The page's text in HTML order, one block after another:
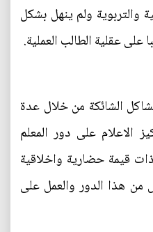
والتربوية ولم ينهل بشكل
عقلية الطالب العملية.
الشائكة من خلال عدة
الاعلام على دور المعلم
قيمة حضارية واخلاقية
من هذا الدور والعمل على